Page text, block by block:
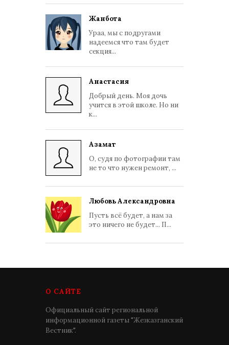
Жанбота
Ураа, мы с подругами
надеемся что там будет
секция...
Анастасия
Добрый день. Моя дочь
учится в этой школе. Но ни
к...
Азамат
О, судя по фотографии там
не то что нужен ремонт, ...
Любовь Александровна
Пусть всё будет, а нам за
это ничего не будет... П...
О САЙТЕ
Официальный сайт региональной
информационной газеты "Жезказганский
Вестник".